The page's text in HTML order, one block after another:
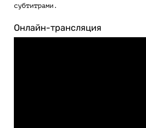
субтитрами.
Онлайн-трансляция